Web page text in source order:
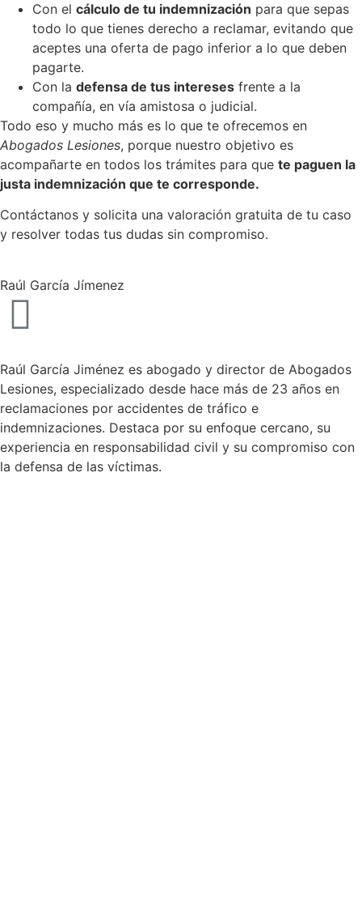
Con el cálculo de tu indemnización para que sepas
todo lo que tienes derecho a reclamar, evitando que
aceptes una oferta de pago inferior a lo que deben
pagarte.
Con la defensa de tus intereses frente a la
compañía, en vía amistosa o judicial.
Todo eso y mucho más es lo que te ofrecemos en
Abogados Lesiones, porque nuestro objetivo es
acompañarte en todos los trámites para que te paguen la
justa indemnización que te corresponde.
Contáctanos y solicita una valoración gratuita de tu caso
y resolver todas tus dudas sin compromiso.
Raúl García Jímenez
Raúl García Jiménez es abogado y director de Abogados
Lesiones, especializado desde hace más de 23 años en
reclamaciones por accidentes de tráfico e
indemnizaciones. Destaca por su enfoque cercano, su
experiencia en responsabilidad civil y su compromiso con
la defensa de las víctimas.